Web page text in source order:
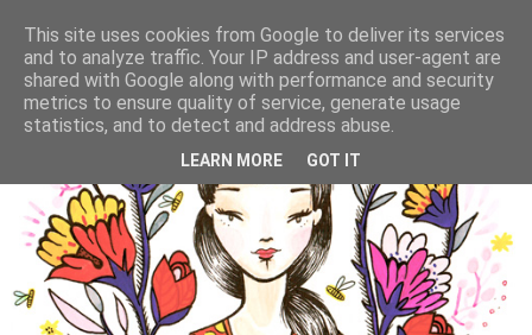
This site uses cookies from Google to deliver its services
and to analyze traffic. Your IP address and user-agent are
shared with Google along with performance and security
metrics to ensure quality of service, generate usage
statistics, and to detect and address abuse.
LEARN MORE GOT IT